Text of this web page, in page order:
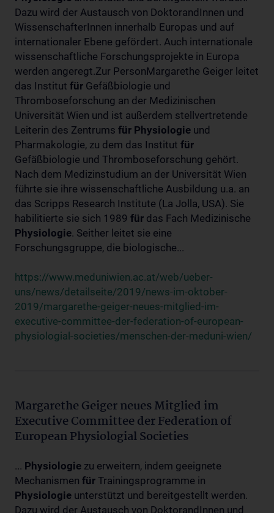
Dazu wird der Austausch von DoktorandInnen und
WissenschafterInnen innerhalb Europas und auf
internationaler Ebene gefördert. Auch internationale
wissenschaftliche Forschungsprojekte in Europa
werden angeregt.Zur PersonMargarethe Geiger leitet
das Institut für Gefäßbiologie und
Thromboseforschung an der Medizinischen
Universität Wien und ist außerdem stellvertretende
Leiterin des Zentrums für Physiologie und
Pharmakologie, zu dem das Institut für
Gefäßbiologie und Thromboseforschung gehört.
Nach dem Medizinstudium an der Universität Wien
führte sie ihre wissenschaftliche Ausbildung u.a. an
das Scripps Research Institute (La Jolla, USA). Sie
habilitierte sie sich 1989 für das Fach Medizinische
Physiologie. Seither leitet sie eine
Forschungsgruppe, die biologische...
https://www.meduniwien.ac.at/web/ueber-
uns/news/detailseite/2019/news-im-oktober-
2019/margarethe-geiger-neues-mitglied-im-
executive-committee-der-federation-of-european-
physiologial-societies/menschen-der-meduni-wien/
Margarethe Geiger neues Mitglied im
Executive Committee der Federation of
European Physiologial Societies
... Physiologie zu erweitern, indem geeignete
Mechanismen für Trainingsprogramme in
Physiologie unterstützt und bereitgestellt werden.
Dazu wird der Austausch von DoktorandInnen und